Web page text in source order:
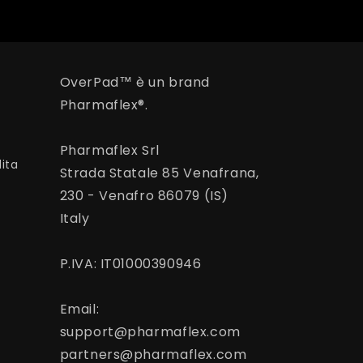
OverPad™ è un brand
Pharmaflex®.
Pharmaflex Srl
Strada Statale 85 Venafrana,
230 - Venafro 86079 (IS)
Italy
P.IVA: IT01000390946
Email:
support@pharmaflex.com
partners@pharmaflex.com